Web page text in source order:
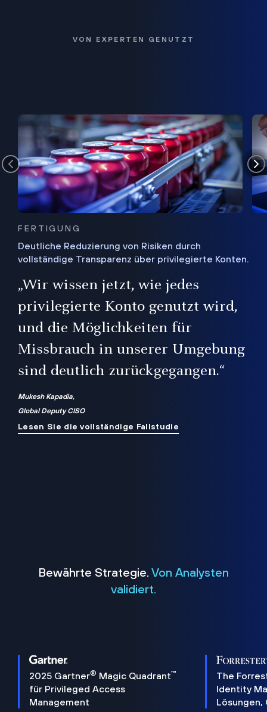
VON EXPERTEN GENUTZT
FERTIGUNG
Deutliche Reduzierung von Risiken durch
vollständige Transparenz über privilegierte Konten.
„Wir wissen jetzt, wie jedes
privilegierte Konto genutzt wird,
und die Möglichkeiten für
Missbrauch in unserer Umgebung
sind deutlich zurückgegangen.“
Mukesh Kapadia,
Global Deputy CISO
Lesen Sie die vollständige Fallstudie
Bewährte Strategie. Von Analysten
validiert.
2025 Gartner® Magic Quadrant™
für Privileged Access
Management
The
Identity
Lösungen,